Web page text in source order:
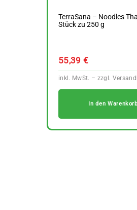
TerraSana – Noodles
Stück zu 250 g
55,39€
In den Warenkorb